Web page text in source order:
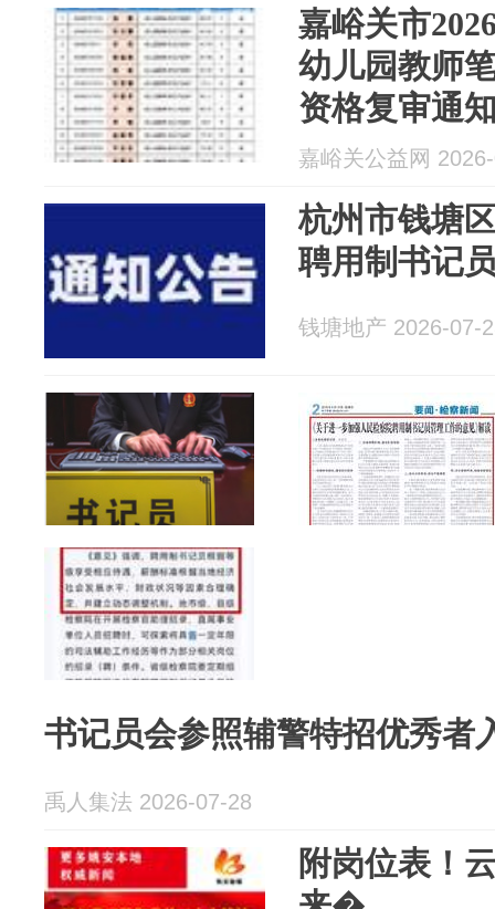
嘉峪关市
幼儿园教师
资格复审通
嘉峪关公益网
杭州市钱塘
聘用制书记
钱塘地产 2026-07-
书记员会参照辅警特招优秀者
禹人集法 2026-07-28
附岗位表！